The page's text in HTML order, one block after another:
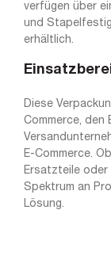
verfügen über
und
erhältlich.
Diese
Commerce, den
E-Commerce.
Ersatzteile
Spektrum an
Lösung.